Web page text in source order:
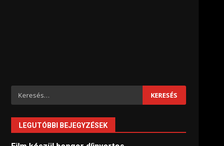
Keresés:
LEGUTÓBBI BEJEGYZÉSEK